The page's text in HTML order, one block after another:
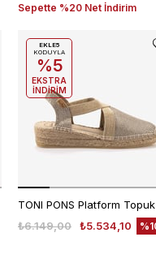
Sepette %20 Net İndirim
₺5.534,10
₺6.149,00
EKLE5
KODUYLA
%5
EKSTRA
İNDİRİM